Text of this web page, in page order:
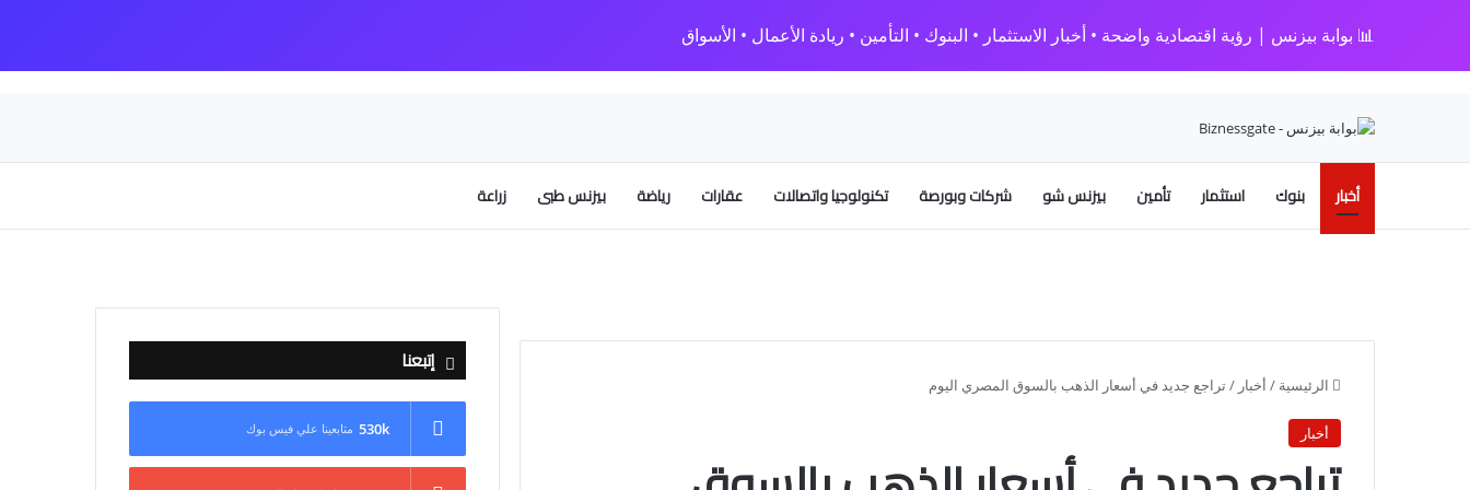
📊 بوابة بيزنس | رؤية اقتصادية واضحة • أخبار الاستثمار • البنوك • التأمين • ريادة الأعمال • الأسواق
أخبار بنوك استثمار تأمين بيزنس شو شركات وبورصة تكنولوجيا واتصالات عقارات رياضة بيزنس طبى زراعة
الرئيسية / أخبار /تراجع جديد في أسعار الذهب بالسوق المصري اليوم
أخبار
إتبعنا
530k متابعينا علي فيس بوك